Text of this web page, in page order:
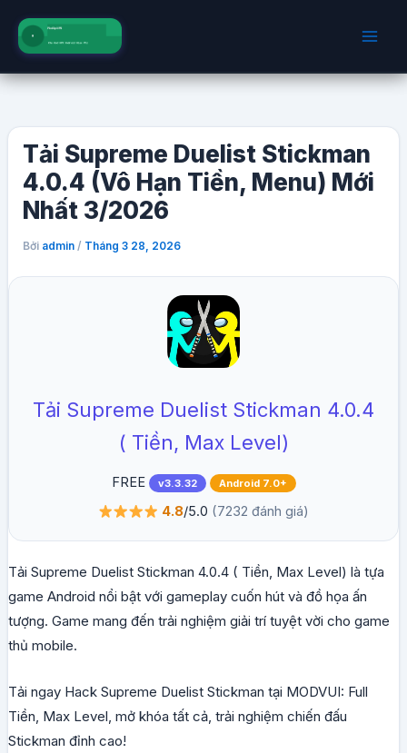
dung
Tải Supreme Duelist Stickman
4.0.4 (Vô Hạn Tiền, Menu) Mới
Nhất 3/2026
Bởi admin / Tháng 3 28, 2026
Tải Supreme Duelist Stickman 4.0.4
( Tiền, Max Level)
FREE v3.3.32 Android 7.0+
4.8/5.0 (7232 đánh giá)
Tải Supreme Duelist Stickman 4.0.4 ( Tiền, Max Level) là tựa
game Android nổi bật với gameplay cuốn hút và đồ họa ấn
tượng. Game mang đến trải nghiệm giải trí tuyệt vời cho game
thủ mobile.
Tải ngay Hack Supreme Duelist Stickman tại MODVUI: Full
Tiền, Max Level, mở khóa tất cả, trải nghiệm chiến đấu
Stickman đỉnh cao!